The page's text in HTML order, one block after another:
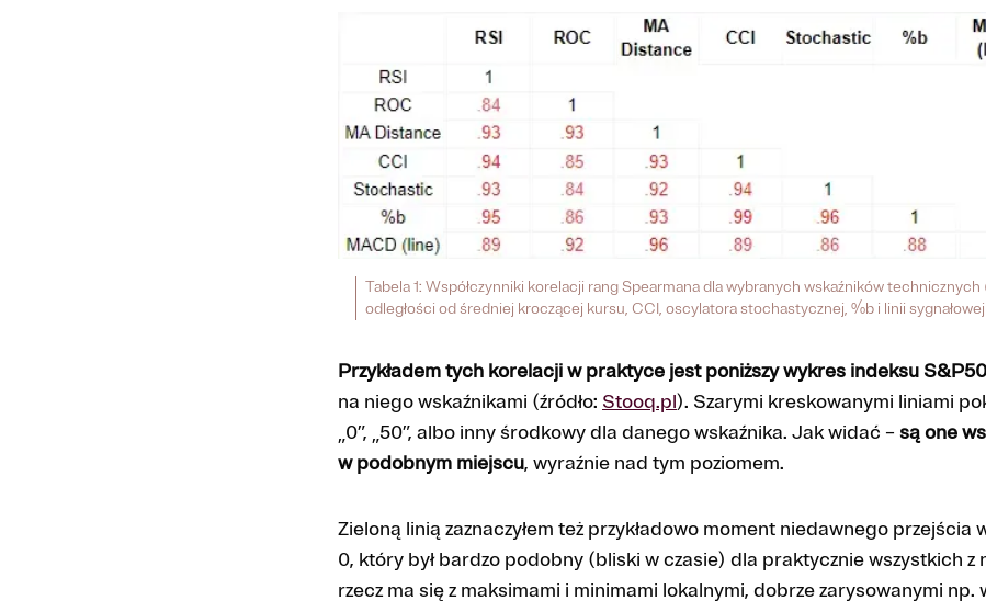
Tabela 1: Współczynniki korelacji rang Spearmana dla wybranych wskaźników technicznych
odległości od średniej kroczącej kursu, CCI, oscylatora stochastycznej, %b i linii
Przykładem tych korelacji w praktyce jest poniższy wykres indeksu
na niego wskaźnikami (źródło: Stooq.pl). Szarymi kreskowanymi liniami
„0”, „50”, albo inny środkowy dla danego wskaźnika. Jak widać – są one
w podobnym miejscu, wyraźnie nad tym poziomem.
Zieloną linią zaznaczyłem też przykładowo moment niedawnego przejścia
0, który był bardzo podobny (bliski w czasie) dla praktycznie wszystkich z
rzecz ma się z maksimami i minimami lokalnymi, dobrze zarysowanymi np.